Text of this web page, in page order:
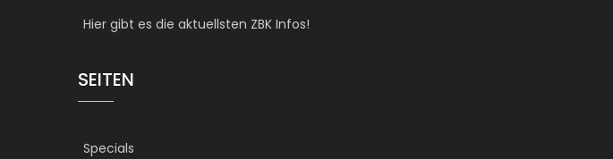
Hier gibt es die aktuellsten ZBK Infos!
SEITEN
Specials